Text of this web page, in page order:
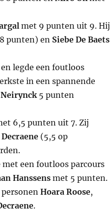
met 9 punten uit 9. Hij
punten) en Siebe De Baets
en legde een foutloos
in een spannende
5 punten
6,5 punten uit 7. Zij
(5,5 op
met een foutloos parcours
Hanssensmet 5 punten.
Hoara Roose,
.